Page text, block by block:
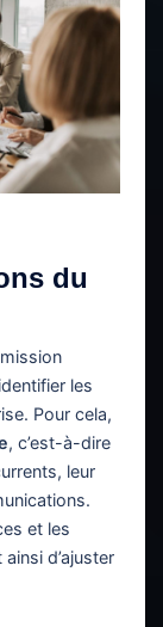
du
les
Pour cela,
, c’est-à-dire
leur
et les
d’ajuster